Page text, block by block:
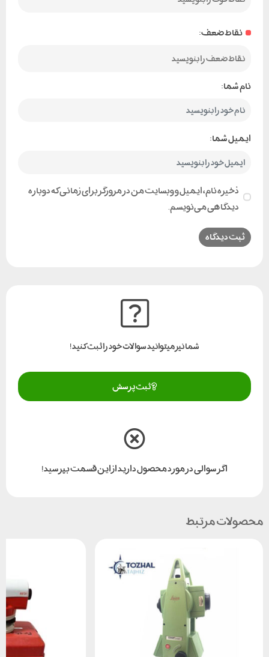
نقاط ضعف:
نام شما:
ایمیل شما:
ذخیره نام، ایمیل و وبسایت من در مرورگر برای زمانی که دوباره
دیدگاهی می‌نویسم.
شما نیز میتوانید سوالات خود را ثبت کنید!
ثبت پرسش
اگر سوالی در مورد محصول دارید از این قسمت بپرسید!
محصولات مرتبط